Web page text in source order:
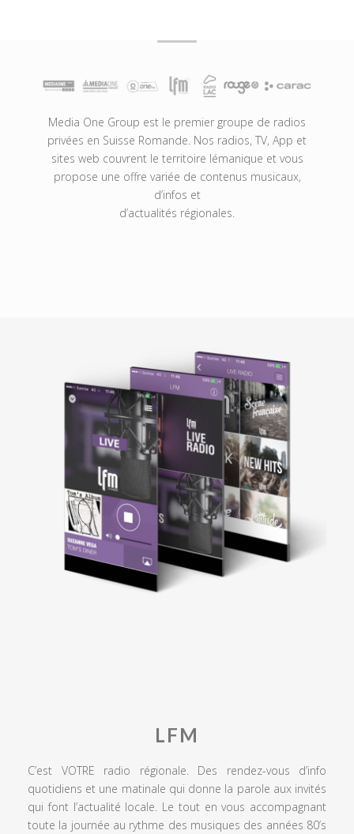
Media One Group est le premier groupe de radios
privées en Suisse Romande. Nos radios, TV, App et
sites web couvrent le territoire lémanique et vous
propose une offre variée de contenus musicaux,
d’infos et
d’actualités régionales.
LFM
C’est VOTRE radio régionale. Des rendez-vous d’info
quotidiens et une matinale qui donne la parole aux invités
qui font l’actualité locale. Le tout en vous accompagnant
toute la journée au rythme des musiques des années 80’s